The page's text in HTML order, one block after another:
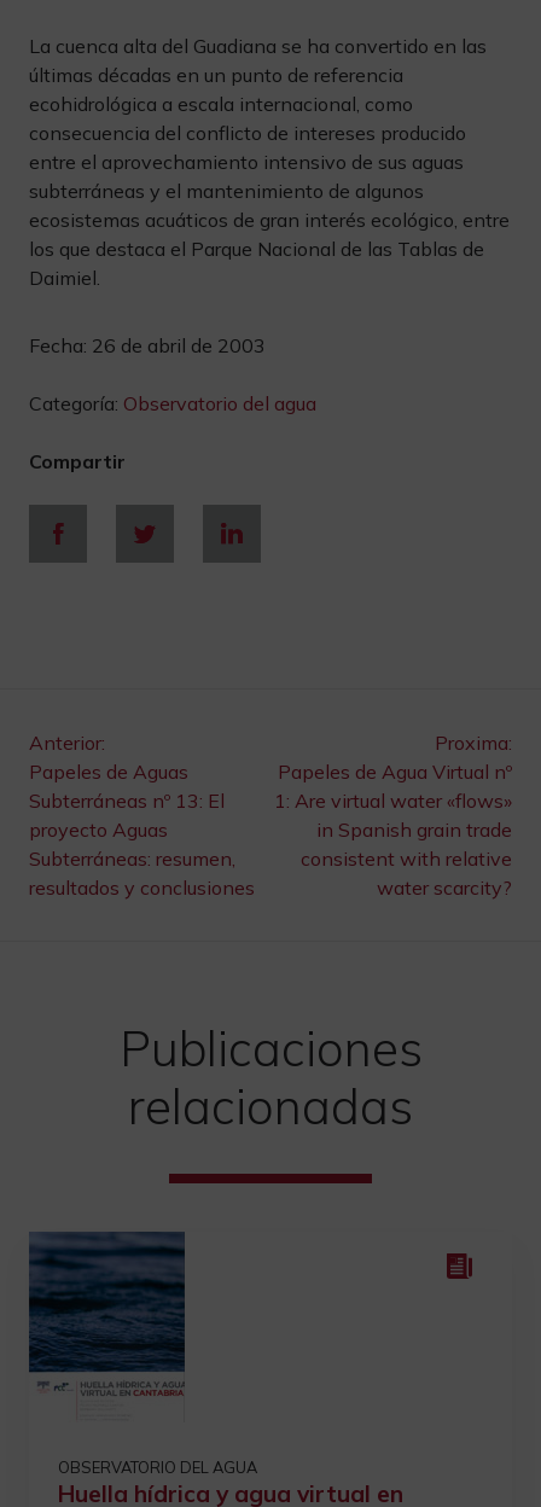
La cuenca alta del Guadiana se ha convertido en las
últimas décadas en un punto de referencia
ecohidrológica a escala internacional, como
consecuencia del conflicto de intereses producido
entre el aprovechamiento intensivo de sus aguas
subterráneas y el mantenimiento de algunos
ecosistemas acuáticos de gran interés ecológico, entre
los que destaca el Parque Nacional de las Tablas de
Daimiel.
Fecha: 26 de abril de 2003
Categoría: Observatorio del agua
Compartir
Navegación
de
entradas
Anterior:
Papeles de Aguas
Subterráneas nº 13: El
proyecto Aguas
Subterráneas: resumen,
resultados y conclusiones
Proxima:
Papeles de Agua Virtual nº
1: Are virtual water «flows»
in Spanish grain trade
consistent with relative
water scarcity?
Publicaciones
relacionadas
OBSERVATORIO DEL AGUA
Huella hídrica y agua virtual en